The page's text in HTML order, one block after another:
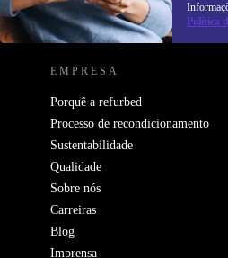
Política
REFURBED PORTUGAL
EMPRESA
Porquê a refurbed
Processo de recondicionamento
Sustentabilidade
Qualidade
Sobre nós
Carreiras
Blog
Imprensa